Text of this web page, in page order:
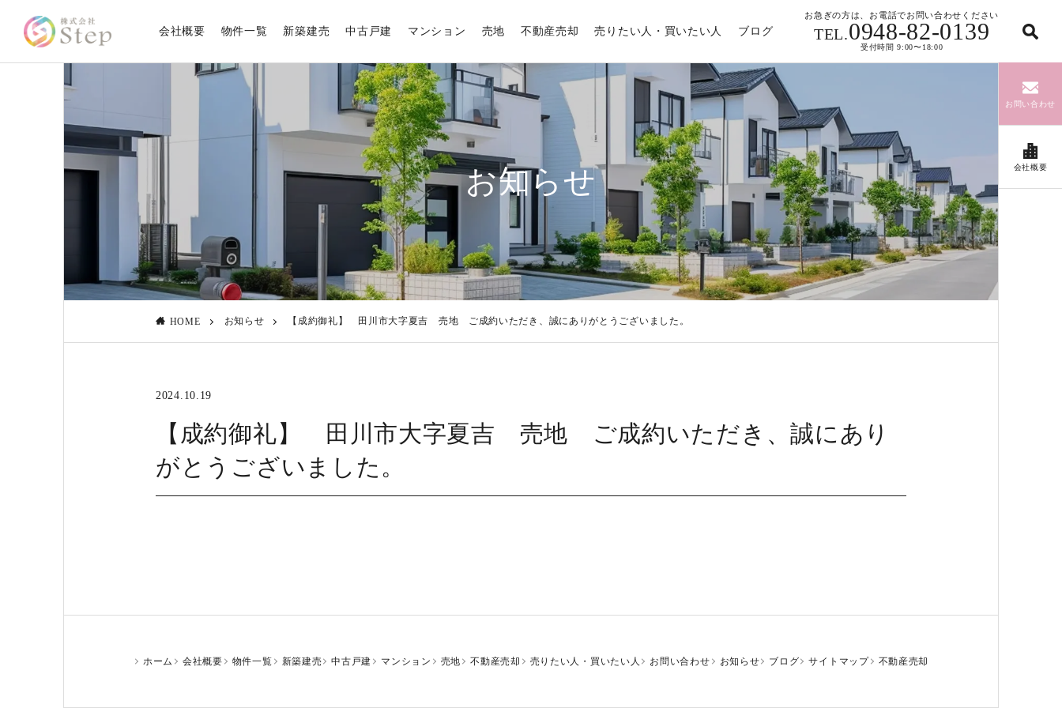
会社概要 物件一覧 新築建売 中古戸建 マンション 売地 不動産売却 売りたい人・買いたい人 ブログ
お急ぎの方は、お電話でお問い合わせください
TEL.0948-82-0139
受付時間 9:00〜18:00
お問い合わせ
会社概要
お知らせ
HOME お知らせ 【成約御礼】 田川市大字夏吉 売地 ご成約いただき、誠にありがとうございました。
2024.10.19
【成約御礼】 田川市大字夏吉 売地 ご成約いただき、誠にあり
がとうございました。
ホーム 会社概要 物件一覧 新築建売 中古戸建 マンション 売地 不動産売却 売りたい人・買いたい人 お問い合わせ お知らせ ブログ サイトマップ 不動産売却